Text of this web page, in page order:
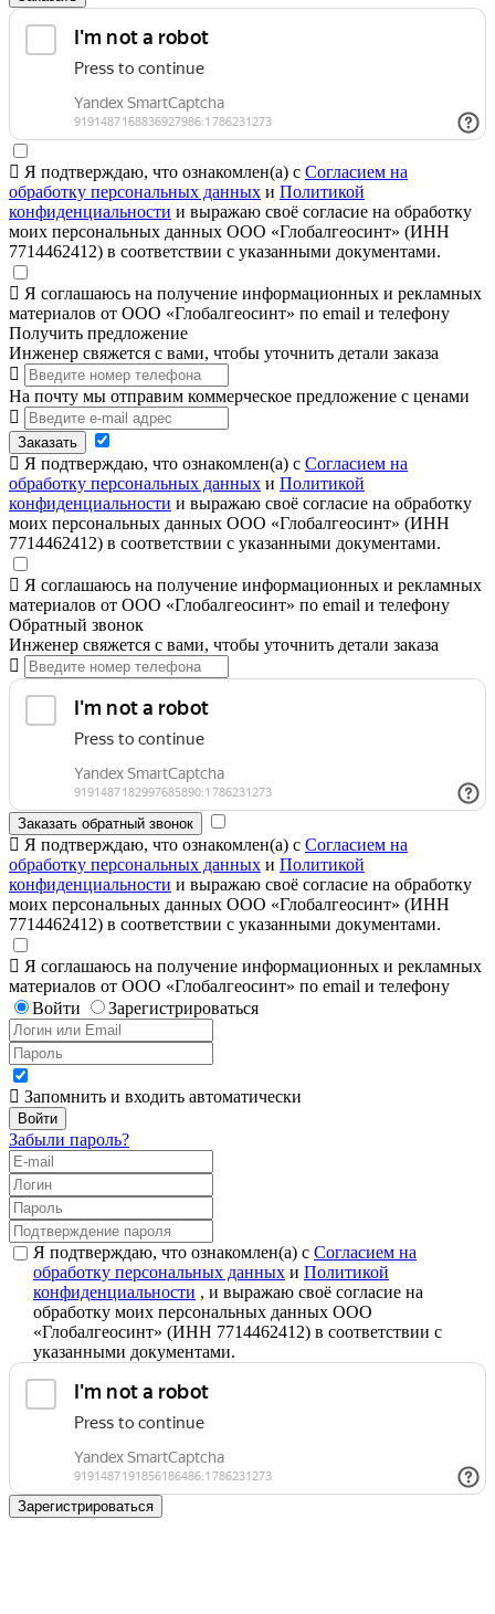
Я подтверждаю, что ознакомлен(а) с Согласием на
обработку персональных данных и Политикой
конфиденциальности и выражаю своё согласие на обработку
моих персональных данных ООО «Глобалгеосинт» (ИНН
7714462412) в соответствии с указанными документами.
Я соглашаюсь на получение информационных и рекламных
материалов от ООО «Глобалгеосинт» по email и телефону
Получить предложение
Инженер свяжется с вами, чтобы уточнить детали заказа
На почту мы отправим коммерческое предложение с ценами
Заказать
Я подтверждаю, что ознакомлен(а) с Согласием на
обработку персональных данных и Политикой
конфиденциальности и выражаю своё согласие на обработку
моих персональных данных ООО «Глобалгеосинт» (ИНН
7714462412) в соответствии с указанными документами.
Я соглашаюсь на получение информационных и рекламных
материалов от ООО «Глобалгеосинт» по email и телефону
Обратный звонок
Инженер свяжется с вами, чтобы уточнить детали заказа
Заказать обратный звонок
Я подтверждаю, что ознакомлен(а) с Согласием на
обработку персональных данных и Политикой
конфиденциальности и выражаю своё согласие на обработку
моих персональных данных ООО «Глобалгеосинт» (ИНН
7714462412) в соответствии с указанными документами.
Я соглашаюсь на получение информационных и рекламных
материалов от ООО «Глобалгеосинт» по email и телефону
Войти
Зарегистрироваться
Запомнить и входить автоматически
Забыли пароль?
Я подтверждаю, что ознакомлен(а) с Согласием на
обработку персональных данных и Политикой
конфиденциальности , и выражаю своё согласие на
обработку моих персональных данных ООО
«Глобалгеосинт» (ИНН 7714462412) в соответствии с
указанными документами.